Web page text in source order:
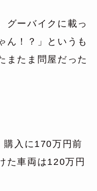
グーバイクに載っ
ん！？」というも
またま問屋だった
入に170万円前
た車両は120万円